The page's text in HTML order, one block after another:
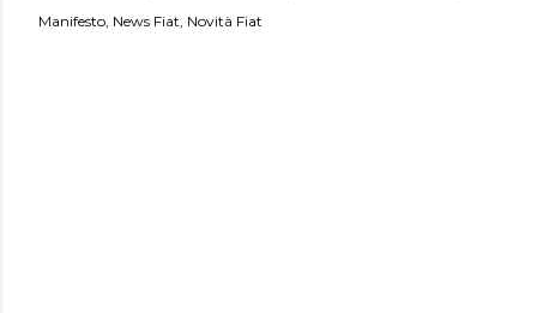
Manifesto News Fiat Novità Fiat